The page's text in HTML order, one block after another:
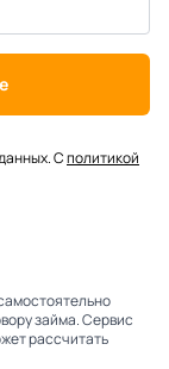
Сполитикой
займа. Сервис
рассчитать